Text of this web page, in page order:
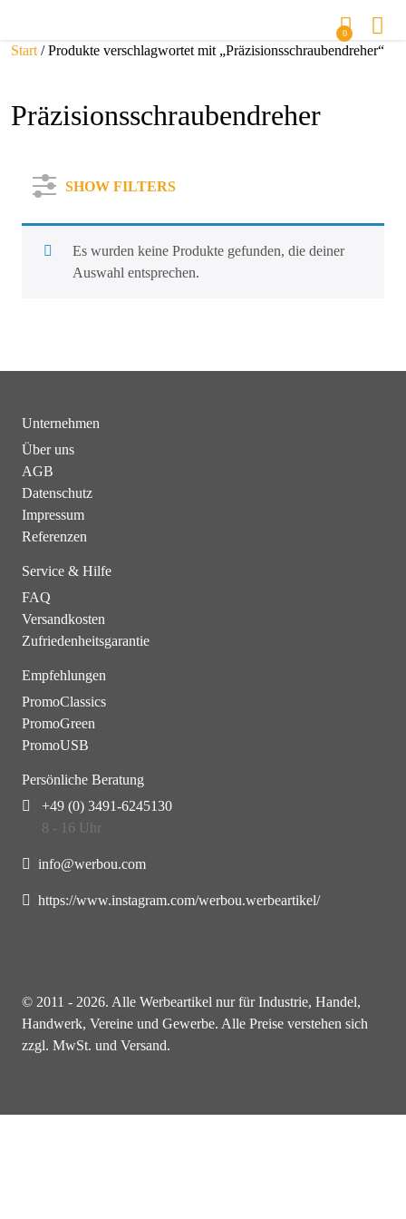
0
Start / Produkte verschlagwortet mit „Präzisionsschraubendreher“
Präzisionsschraubendreher
SHOW FILTERS
Es wurden keine Produkte gefunden, die deiner
Auswahl entsprechen.
Unternehmen
Über uns
AGB
Datenschutz
Impressum
Referenzen
Service & Hilfe
FAQ
Versandkosten
Zufriedenheitsgarantie
Empfehlungen
PromoClassics
PromoGreen
PromoUSB
Persönliche Beratung
+49 (0) 3491-6245130
8 - 16 Uhr
info@werbou.com
https://www.instagram.com/werbou.werbeartikel/
© 2011 - 2026. Alle Werbeartikel nur für Industrie, Handel,
Handwerk, Vereine und Gewerbe. Alle Preise verstehen sich
zzgl. MwSt. und Versand.